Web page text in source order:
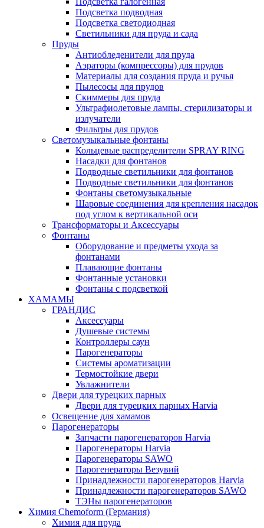
Подсветка подводная
Подсветка светодиодная
Светильники для пруда и сада
Пруды
Антиобледенители для пруда
Аэраторы (компрессоры) для прудов
Материалы для создания пруда и ручья
Пылесосы для прудов
Скиммеры для пруда
Ультрафиолетовые лампы, стерилизаторы и
излучатели
Фильтры для прудов
Светомузыкальные фонтаны
Кольцевые распределители SPRAY RING
Насадки для фонтанов
Подводные светильники для фонтанов
Подводные светильники для фонтанов
Фонтаны светомузыкальные
Шаровые соединения для крепления насадок
под углом к вертикальной оси
Трансформаторы и Аксессуары
Фонтаны
Оборудование и предметы ухода за
фонтанами
Плавающие фонтаны
Фонтанные установки
Фонтаны с подсветкой
ХАМАМЫ
ГРАНДИС
Аксессуары
Душевые системы
Контроллеры саун
Парогенераторы
Системы ароматизации
Термостойкие двери
Увлажнители
Двери для турецких парных
Двери для турецких парных Harvia
Освещение для хамамов
Парогенераторы
Запчасти парогенераторов Harvia
Парогенераторы Harvia
Парогенераторы SAWO
Парогенераторы Везувий
Принадлежности парогенераторов Harvia
Принадлежности парогенераторов SAWO
ТЭНы парогенераторов
Химия Chemoform (Германия)
Химия для пруда